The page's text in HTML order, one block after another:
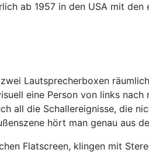
ab 1957 in den USA mit
Lautsprecherboxen
eine Person von links
all die Schallereignisse, die
hört man genau aus
Flatscreen, klingen mit